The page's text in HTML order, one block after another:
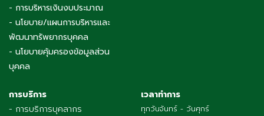
- การบริหารเงินงบประมาณ
- นโยบาย/แผนการบริหารและ
พัฒนาทรัพยากรบุคคล
- นโยบายคุ้มครองข้อมูลส่วน
บุคคล
การบริการ
- การบริการบุคลากร
เวลาทำการ
ทุกวันจันทร์ - วันศุกร์